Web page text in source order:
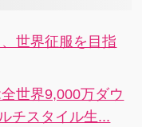
無い！4
世界征服を目指
世界9,000万ダウ
チスタイル生...